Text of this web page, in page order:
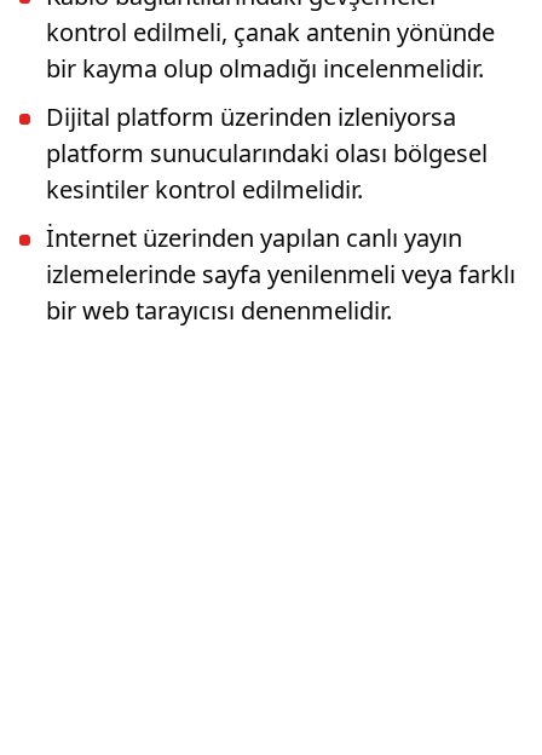
kontrol edilmeli, çanak antenin yönünde
bir kayma olup olmadığı incelenmelidir.
Dijital platform üzerinden izleniyorsa
platform sunucularındaki olası bölgesel
kesintiler kontrol edilmelidir.
İnternet üzerinden yapılan canlı yayın
izlemelerinde sayfa yenilenmeli veya farklı
bir web tarayıcısı denenmelidir.